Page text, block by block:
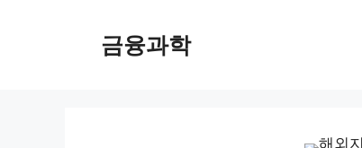
금융과학